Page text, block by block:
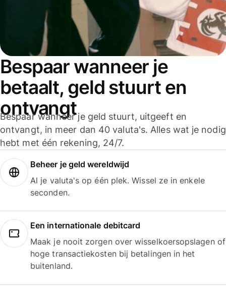
Bespaar wanneer je
betaalt, geld stuurt en
ontvangt
Bespaar wanneer je geld stuurt, uitgeeft en
ontvangt, in meer dan 40 valuta's. Alles wat je nodig
hebt met één rekening, 24/7.
Beheer je geld wereldwijd
Al je valuta's op één plek. Wissel ze in enkele
seconden.
Een internationale debitcard
Maak je nooit zorgen over wisselkoersopslagen of
hoge transactiekosten bij betalingen in het
buitenland.